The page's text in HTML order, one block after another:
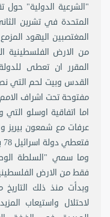
"الشرعية الدولية"
المقرر ان تعطى للدولة
القدس وبيت لحم التي
مفتوحة تحت اشراف
اما اتفاقية اوسلو
فقط من الارض
وبدأت منذ ذلك
لاحتلال واستيعاب